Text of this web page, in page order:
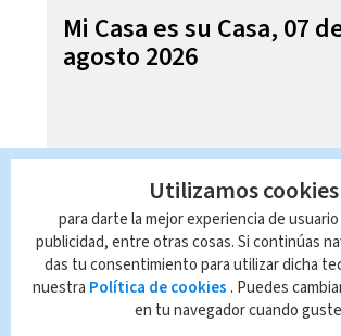
Mi Casa es su Casa, 07
agosto 2026
Utilizamos cookies
para darte la mejor experiencia de
publicidad, entre otras cosas. Si continúas
das tu consentimiento para utilizar dicha
nuestra Política de cookies . Puedes
en tu navegador cuando